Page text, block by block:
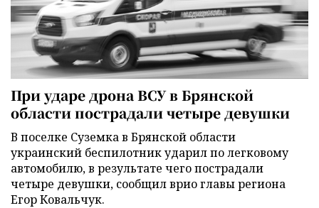
При ударе дрона ВСУ в Брянской
области пострадали четыре девушки
В поселке Суземка в Брянской области
украинский беспилотник ударил по легковому
автомобилю, в результате чего пострадали
четыре девушки, сообщил врио главы региона
Егор Ковальчук.